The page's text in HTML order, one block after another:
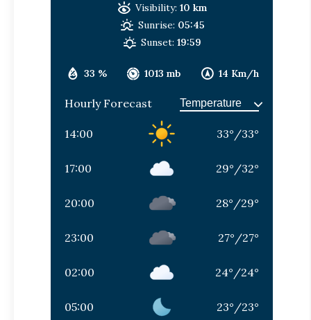
33 % 1013 mb 14 Km/h
Visibility: 10 km
Sunrise: 05:45
Sunset: 19:59
Hourly Forecast
14:00 33° /33°
17:00 29° /32°
20:00 28° /29°
23:00 27° /27°
02:00 24° /24°
05:00 23° /23°